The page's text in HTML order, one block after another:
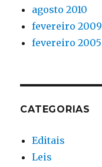
agosto 2010
fevereiro 2009
fevereiro 2005
CATEGORIAS
Editais
Leis